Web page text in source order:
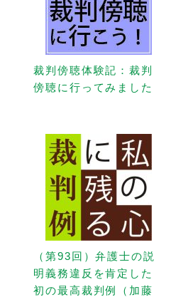
裁判傍聴体験記：裁判
傍聴に行ってみました
（第93回）弁護士の説
明義務違反を肯定した
初の最高裁判例（加藤